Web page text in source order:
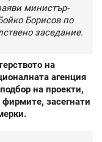
министър-
Борисов по
заседание.
на
агенция
на проекти,
засегнати